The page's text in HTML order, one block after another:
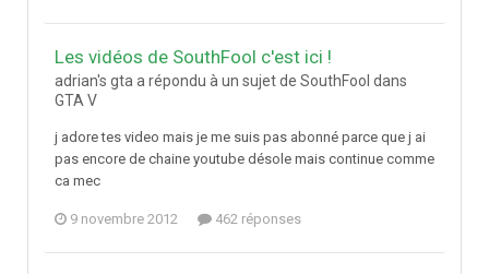
Les vidéos de SouthFool c'est ici !
adrian's gta a répondu à un sujet de SouthFool dans
GTA V
j adore tes video mais je me suis pas abonné parce que j ai
pas encore de chaine youtube désole mais continue comme
ca mec
9 novembre 2012 462 réponses